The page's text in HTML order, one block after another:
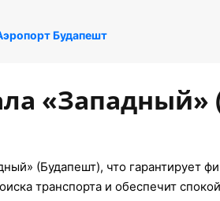
Будапешт
«Западный»
(Будапешт), что гарантирует
транспорта и обеспечит